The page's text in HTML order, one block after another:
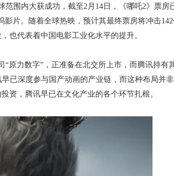
范围内大获成功，截至2月14日，《哪吒2》票房
影片。随着全球热映，预计其最终票房将冲击
也代表着中国电影工业化水平的提升。
原力数字”，正准备在北交所上市，而腾讯持有
已深度参与国产动画的产业链，而这种布局并
资，腾讯早已在文化产业的各个环节扎根。